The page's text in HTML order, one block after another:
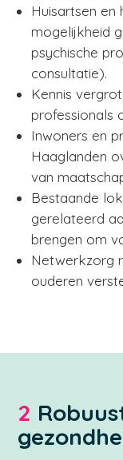
Huisartsen
mogelijkheid
psychische
consultatie).
Kennis
professionals
Inwoners en
Haaglanden
van
Bestaande
gerelateerd
brengen om
Netwerkzorg
ouderen
2